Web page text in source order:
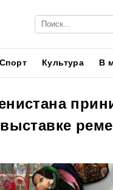
Спорт Культура В